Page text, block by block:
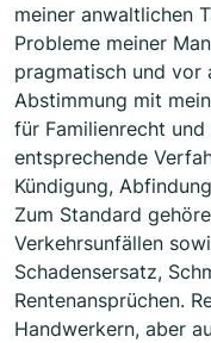
meiner anwaltlichen
Probleme meiner
pragmatisch und vor
Abstimmung mit
für Familienrecht
entsprechende
Kündigung,
Zum Standard
Verkehrsunfällen
Schadensersatz,
Rentenansprüchen.
Handwerkern, aber